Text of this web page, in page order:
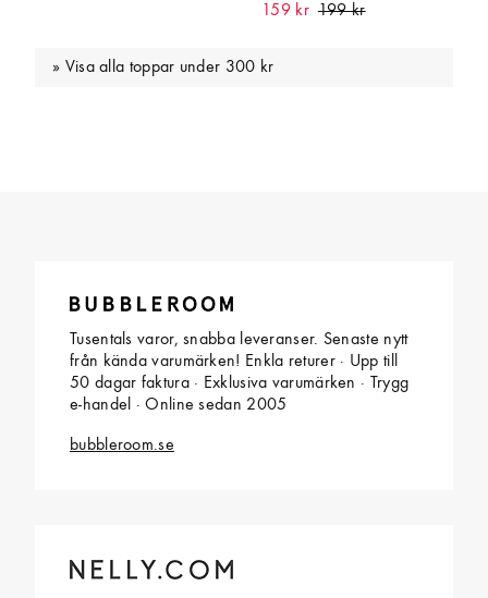
159 kr
Visa alla toppar under 300 kr
Tusentals varor, snabba leveranser. Senaste nytt
från kända varumärken! Enkla returer · Upp till
50 dagar faktura · Exklusiva varumärken · Trygg
e-handel · Online sedan 2005
bubbleroom.se